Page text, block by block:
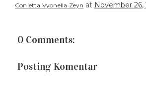
Conietta Vyonella Zeyn at November 26,
0 Comments:
Posting Komentar